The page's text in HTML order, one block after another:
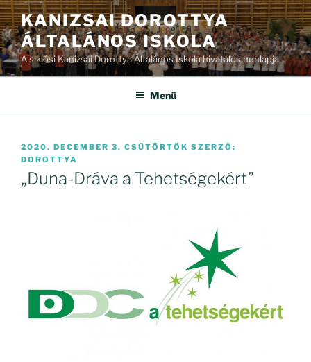
Tartalomhoz
KANIZSAI DOROTTYA
ÁLTALÁNOS ISKOLA
A siklósi Kanizsai Dorottya Általános Iskola hivatalos honlapja
Menü
BEKÜLDVE:
2020. DECEMBER 3. CSÜTÖRTÖK SZERZŐ:
DOROTTYA
„Duna-Dráva a Tehetségekért”